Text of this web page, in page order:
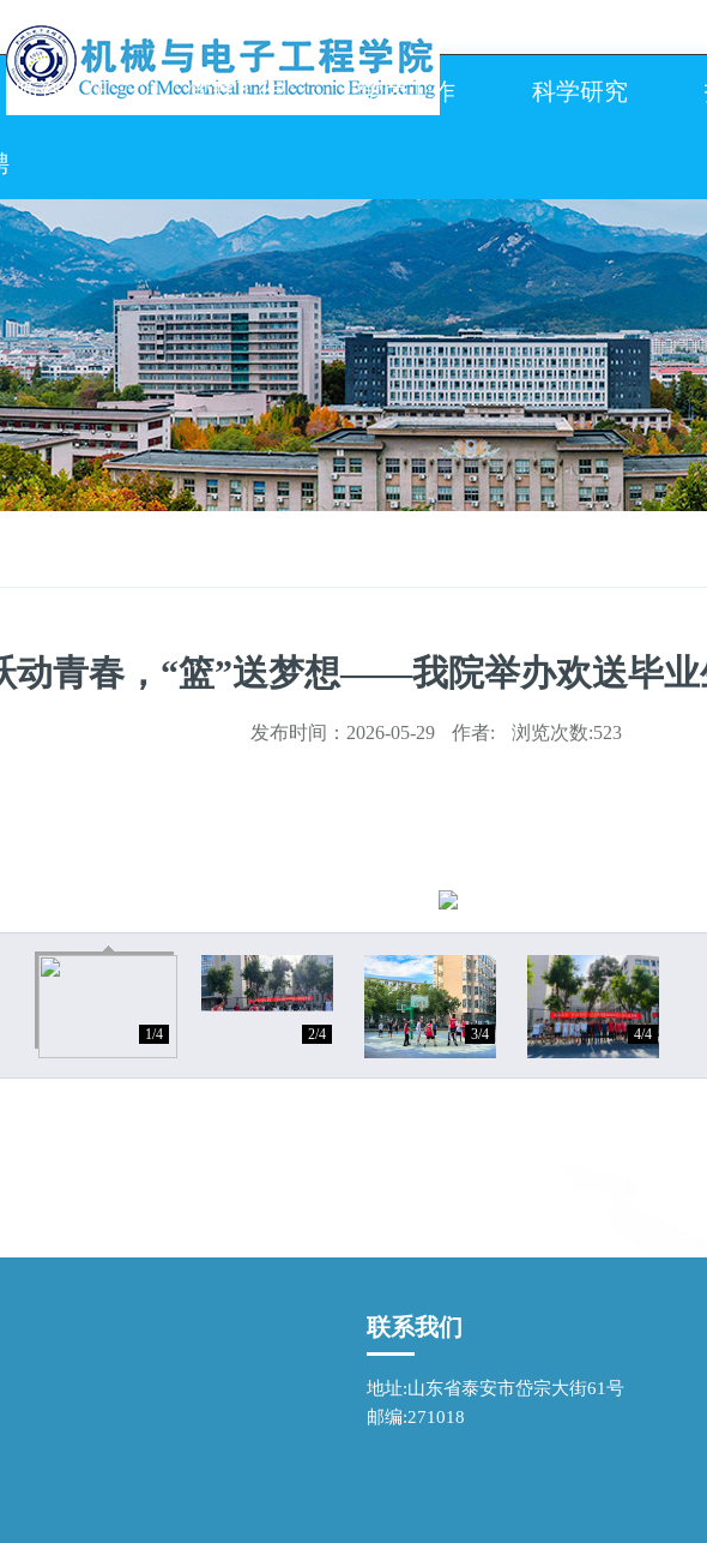
师资队伍 党群工作 学团工作 科学研究
动青春，“篮”送梦想——我院举办欢送毕业
发布时间： 2026-05-29 作者: 浏览次数:523
1/4 2/4 3/4 4/4
联系我们
地址:山东省泰安市岱宗大街61号
邮编:271018